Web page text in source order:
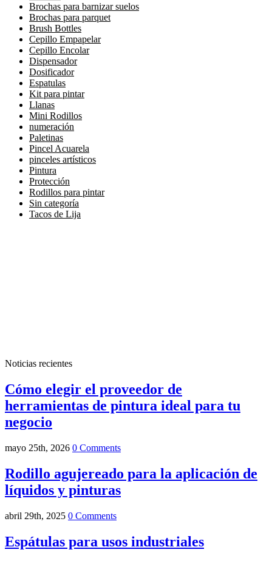
Brochas para barnizar suelos
Brochas para parquet
Brush Bottles
Cepillo Empapelar
Cepillo Encolar
Dispensador
Dosificador
Espatulas
Kit para pintar
Llanas
Mini Rodillos
numeración
Paletinas
Pincel Acuarela
pinceles artísticos
Pintura
Protección
Rodillos para pintar
Sin categoría
Tacos de Lija
Noticias recientes
Cómo elegir el proveedor de
herramientas de pintura ideal para tu
negocio
mayo 25th, 2026 0 Comments
Rodillo agujereado para la aplicación de
líquidos y pinturas
abril 29th, 2025 0 Comments
Espátulas para usos industriales